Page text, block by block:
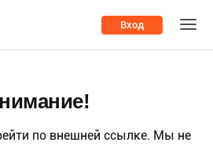
Вход
по внешней ссылке. Мы не